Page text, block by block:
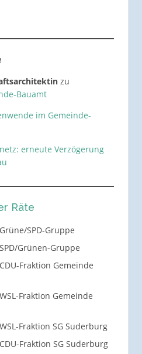
zu
Bauamt
im Gemeinde-
erneute Verzögerung
Räte
SPD-Gruppe
Grünen-Gruppe
Fraktion Gemeinde
Fraktion Gemeinde
Fraktion SG Suderburg
Fraktion SG Suderburg